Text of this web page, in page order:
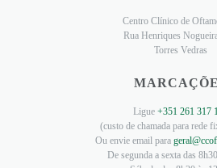
Centro Clínico de
Rua Henriques
Torres Vedras
Ligue +351 261 317
(custo de chamada para rede
Ou envie email para
De segunda a sexta das